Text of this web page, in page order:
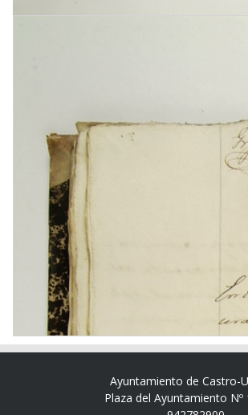
Ayuntamiento de Castro-
Plaza del Ayuntamiento Nº